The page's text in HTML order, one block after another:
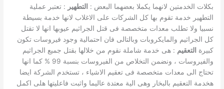
بكلات الخدمتين لانهما يكملا بعضهما البعض : التطهير : تعتبر عملية
التطهير خدمة تقوم بها كل الشركات على الاغلاب لانها خدمة بسيطة
نسبيا ولا تطلب معدات متخصصة فى قتل الجراثيم عيوبها انها لا تقتل
كل الجراثيم والمايكروبات وبالتالى فان احتمالية وجود فيروسات تكون
كبيرة التعقيم : هى خدمة شاملة نقوم من خلالها بقتل جميع الجراثيم
والفيروسات ، ونضمن التخلاص من الفيروسات بنسبة 99 % كما انها
تحتاج الى معدات متخصصة فى تعقيم الاشياء ، تستخدم الشركة ايضا
هخدمة التعقيم بالبخار وهى الية معتدة عاليما واثبت فاعليتها هلى اكمل